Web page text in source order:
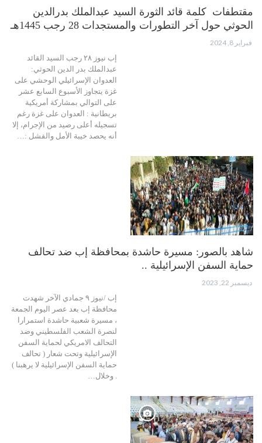
مقتطفات كلمة قائد الثورة السيد عبدالملك بدرالدين
الحوثي حول آخر التطورات والمستجدات 28 رجب 1445هـ
فبراير 8, 2024
إب نيوز ٢٨ رجب السيد القائد
عبدالملك بدر الدين الحوثي:
العدوان الإسرائيلي الوحشي على
غزة يتجاوز الأسبوع السابع عشر
على التوالي بمشاركة أمريكية
بريطانية : العدوان على غزة رغم
تسجيله أعلى رصيد من الإجرام، إلا
أنه يحصد خيبة الأمل والفشل :…
شاهد بالصور: مسيرة حاشدة بمحافظة إب ضد تحالف
حماية السفن الإسرائيلية ..
ديسمبر 22, 2023
إب /نيوز ٩ جمادي الآخر شهدت
محافظة إب بعد عصر اليوم الجمعة
، مسيرة شعبية حاشدة استمرارا
لنصرة الشعب الفلسطيني وضد
التحالف الامريكي لحماية السفن
الإسرائيلية وتحت شعار ( تحالف
حماية السفن الإسرائيلية لا يرهبنا )
. وخلال…